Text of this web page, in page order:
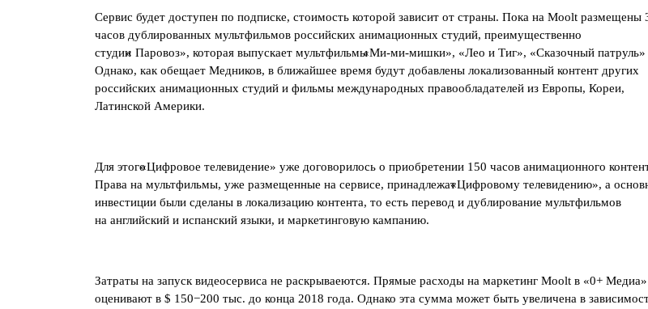
Сервис будет доступен по подписке, стоимость которой зависит от страны. Пока на Moolt размещены
часов дублированных мультфильмов российских анимационных студий, преимущественно
студии«Паровоз», которая выпускает мультфильмы
«Ми-ми-мишки», «Лео и Тиг», «Сказочный патруль»
Однако, как обещает Медников, в ближайшее время будут добавлены локализованный контент других
российских анимационных студий и фильмы международных правообладателей из Европы, Кореи,
Латинской Америки.
Для этого
«Цифровое телевидение» уже договорилось о приобретении 150 часов анимационного
Права на мультфильмы, уже размещенные на сервисе, принадлежат
«Цифровому телевидению», а
инвестиции были сделаны в локализацию контента, то есть перевод и дублирование мультфильмов
на английский и испанский языки, и маркетинговую кампанию.
Затраты на запуск видеосервиса не раскрываеются. Прямые расходы на маркетинг Moolt в «0+ Медиа»
оценивают в $ 150−200 тыс. до конца 2018 года. Однако эта сумма может быть увеличена в